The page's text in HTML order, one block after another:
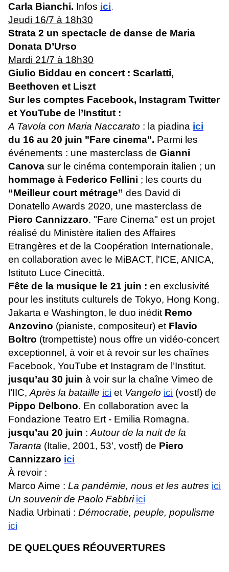
Carla Bianchi. Infos ici.
Jeudi 16/7 à 18h30
Strata 2 un spectacle de danse de Maria
Donata D’Urso
Mardi 21/7 à 18h30
Giulio Biddau en concert : Scarlatti,
Beethoven et Liszt
Sur les comptes Facebook, Instagram Twitter
et YouTube de l’Institut :
A Tavola con Maria Naccarato : la piadina ici
du 16 au 20 juin "Fare cinema". Parmi les
événements : une masterclass de Gianni
Canova sur le cinéma contemporain italien ; un
hommage à Federico Fellini ; les courts du
“Meilleur court métrage” des David di
Donatello Awards 2020, une masterclass de
Piero Cannizzaro. "Fare Cinema" est un projet
réalisé du Ministère italien des Affaires
Etrangères et de la Coopération Internationale,
en collaboration avec le MiBACT, l'ICE, ANICA,
Istituto Luce Cinecittà.
Fête de la musique le 21 juin : en exclusivité
pour les instituts culturels de Tokyo, Hong Kong,
Jakarta e Washington, le duo inédit Remo
Anzovino (pianiste, compositeur) et Flavio
Boltro (trompettiste) nous offre un vidéo-concert
exceptionnel, à voir et à revoir sur les chaînes
Facebook, YouTube et Instagram de l’Institut.
jusqu’au 30 juin à voir sur la chaîne Vimeo de
l’IIC, Après la bataille ici et Vangelo ici (vostf) de
Pippo Delbono. En collaboration avec la
Fondazione Teatro Ert - Emilia Romagna.
jusqu’au 20 juin : Autour de la nuit de la
Taranta (Italie, 2001, 53', vostf) de Piero
Cannizzaro ici
À revoir :
Marco Aime : La pandémie, nous et les autres ici
Un souvenir de Paolo Fabbri ici
Nadia Urbinati : Démocratie, peuple, populisme
ici
DE QUELQUES RÉOUVERTURES